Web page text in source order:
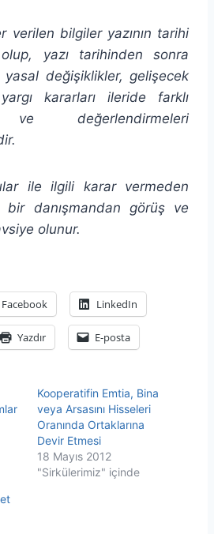
verilen bilgiler yazının tarihi
yazı tarihinden sonra
yasal değişiklikler, gelişecek
kararları ileride farklı
ve değerlendirmeleri
ile ilgili karar vermeden
bir danışmandan görüş ve
olunur.
Facebook LinkedIn
Yazdır E-posta
Kooperatifin Emtia, Bina
veya Arsasını Hisseleri
Oranında Ortaklarına
Devir Etmesi
18 Mayıs 2012
"Sirkülerimiz" içinde